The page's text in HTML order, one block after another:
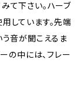
て下さい。ハーブ
しています。先端
う音が聞こえるま
の中には、フレー